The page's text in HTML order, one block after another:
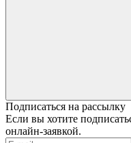
Подписаться на рассылку
Если вы хотите
онлайн-заявкой.